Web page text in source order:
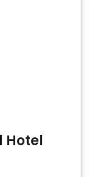
Hotel